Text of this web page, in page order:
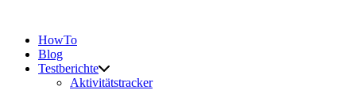
HowTo
Blog
Testberichte
Aktivitätstracker